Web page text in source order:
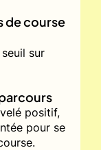
de course
sur
positif,
pour se